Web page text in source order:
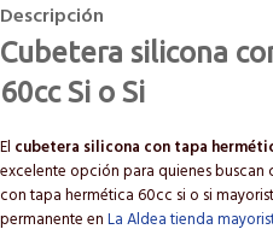
Descripción
Cubetera silicona
60cc Si o Si
El cubetera silicona con tapa
excelente opción para quienes buscan
con tapa hermética 60cc si o si
permanente enLa Aldea tienda